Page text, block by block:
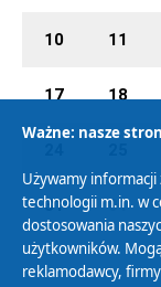
10 11
17 18
31 01
Ważne: nasze
Używamy informacji
technologii m.in. w
dostosowania
użytkowników.
reklamodawcy,